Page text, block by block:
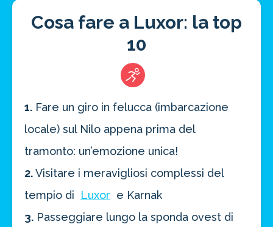
Cosa fare a Luxor: la top
10
1. Fare un giro in felucca (imbarcazione
locale) sul Nilo appena prima del
tramonto: un’emozione unica!
2.Visitare i meravigliosi complessi del
tempio di
Luxor e Karnak
3. Passeggiare lungo la sponda ovest di